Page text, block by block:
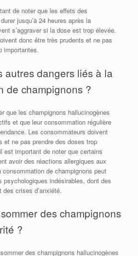
de noter que les effets des
jusqu’à 24 heures après la
s’aggraver si la dose est trop élevée.
donc être très prudents et ne pas
importantes.
autres dangers liés à la
de champignons ?
que les champignons hallucinogènes
et que leur consommation régulière
Les consommateurs doivent
et ne pas prendre des doses trop
est important de noter que certains
avoir des réactions allergiques aux
de champignons peut
psychologiques indésirables, dont des
des crises d’anxiété.
des champignons
?
des champignons hallucinogènes